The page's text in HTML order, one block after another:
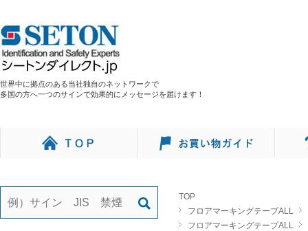
世界中に拠点のある当社独自のネットワークで
多国の方へ一つのサインで効果的にメッセージを届けます！
TOP
フロアマーキングテープALL
フロアマーキングテープALL